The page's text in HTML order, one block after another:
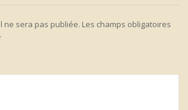
ne sera pas publiée. Les champs obligatoires